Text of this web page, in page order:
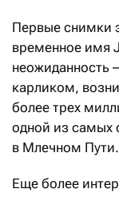
Первые снимки
временное имя
неожиданность
карликом,
более трех
одной из самых
в Млечном Пути.
Еще более